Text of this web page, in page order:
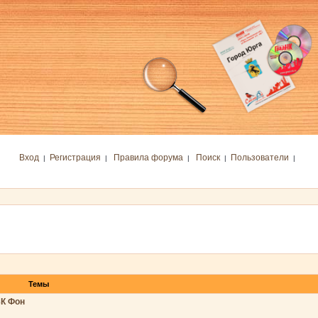
Вход | Регистрация | Правила форума | Поиск| Пользователи |
Темы
Фон